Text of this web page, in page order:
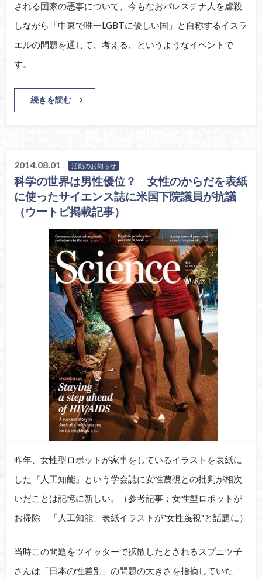
される国家の悪事について、今もなおパレスチナ人を虐殺
しながら「中東で唯一LGBTに優しい国」と自称するイスラ
エルの問題を通して、考える、というようなイベントで
す。
続きを読む
2014.08.01 活動のお知らせ
科学の世界は男性優位？ 女性のからだを表紙
に使ったサイエンス誌に米国下院議員が抗議
（ウートピ掲載記事）
昨年、女性型ロボットが家事をしているイラストを表紙に
した『人工知能』という学会誌に女性蔑視との批判が相次
いだことは記憶に新しい。（参考記事：女性型ロボットが
お掃除 「人工知能」表紙イラストが"女性蔑視"と話題に）
当時この問題をツイッターで拡散したとされるスプニツ子
さんは「日本の性差別」の問題の大きさを指摘していた